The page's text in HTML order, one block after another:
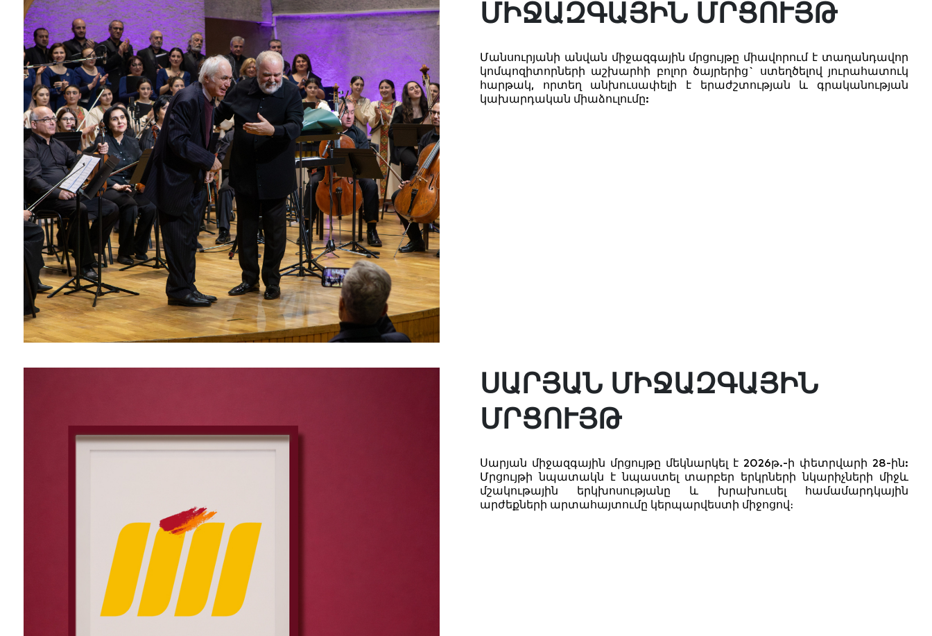
ՄԻՋԱԶԳԱՅԻՆ ՄՐՑՈՒՅԹ
Մանսուրյանի անվան միջազգային մրցույթը միավորում է տաղանդավոր
կոմպոզիտորների աշխարհի բոլոր ծայրերից` ստեղծելով յուրահատուկ
հարթակ, որտեղ անխուսափելի է երաժշտության և գրականության
կախարդական միաձուլումը:
ՍԱՐՅԱՆ ՄԻՋԱԶԳԱՅԻՆ
ՄՐՑՈՒՅԹ
Սարյան միջազգային մրցույթը մեկնարկել է 2026թ.-ի փետրվարի 28-ին:
Մրցույթի նպատակն է նպաստել տարբեր երկրների նկարիչների միջև
մշակութային երկխոսությանը և խրախուսել համամարդկային
արժեքների արտահայտումը կերպարվեստի միջոցով։